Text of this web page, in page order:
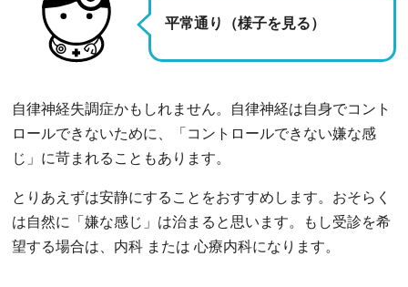
平常通り（様子を見る）
自律神経失調症かもしれません。自律神経は自身でコント
ロールできないために、「コントロールできない嫌な感
じ」に苛まれることもあります。
とりあえずは安静にすることをおすすめします。おそらく
は自然に「嫌な感じ」は治まると思います。もし受診を希
望する場合は、内科 または 心療内科になります。